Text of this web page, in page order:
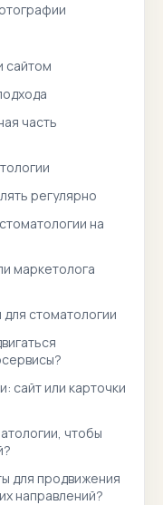
сайтом
часть
регулярно
на
маркетолога
стоматологии
сайт или карточки
чтобы
для продвижения
направлений?